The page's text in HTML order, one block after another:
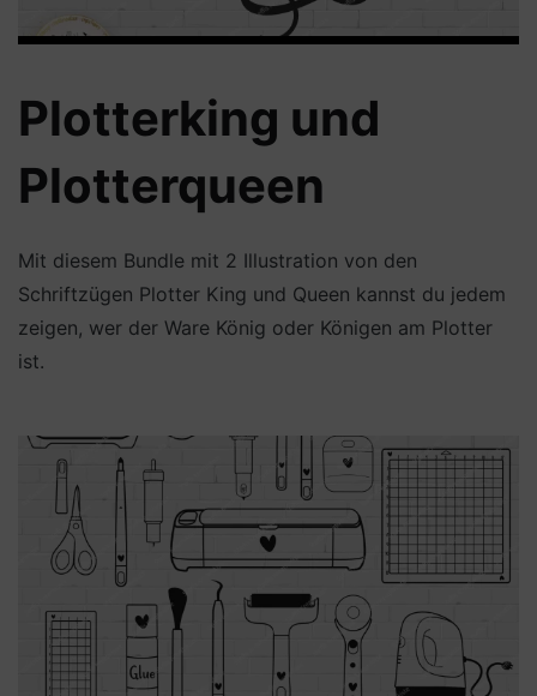
Plotterking und
Plotterqueen
Mit diesem Bundle mit 2 Illustration von den
Schriftzügen Plotter King und Queen kannst du jedem
zeigen, wer der Ware König oder Königen am Plotter
ist.